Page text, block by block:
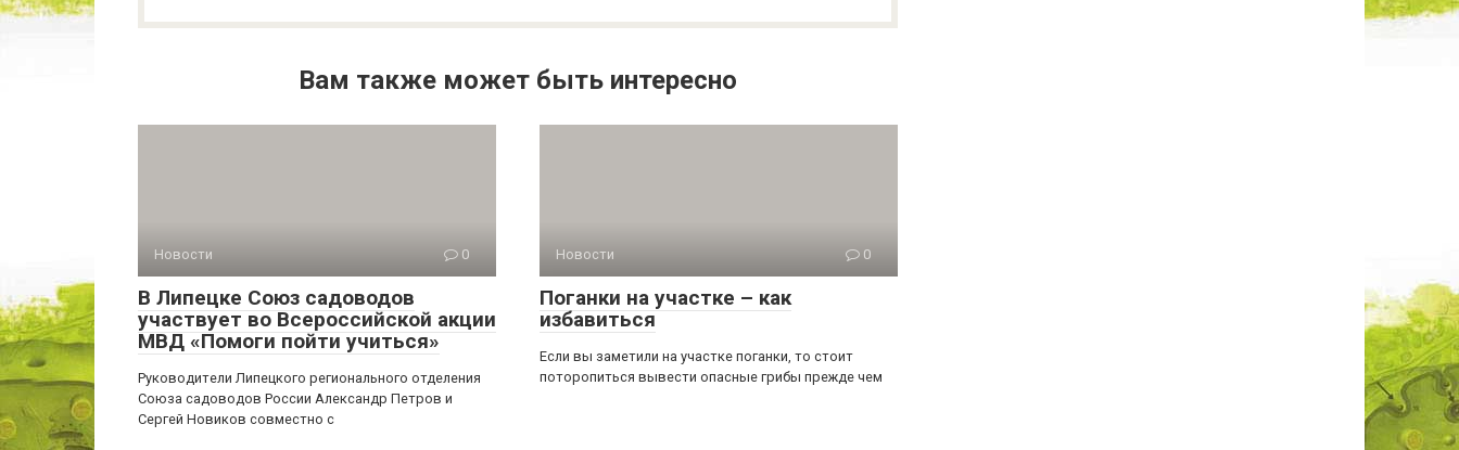
Вам также может быть интересно
Новости 0
В Липецке Союз садоводов
участвует во Всероссийской акции
МВД «Помоги пойти учиться»
Руководители Липецкого регионального отделения
Союза садоводов России Александр Петров и
Сергей Новиков совместно с
Новости 0
Поганки на участке – как
избавиться
Если вы заметили на участке поганки, то стоит
поторопиться вывести опасные грибы прежде чем